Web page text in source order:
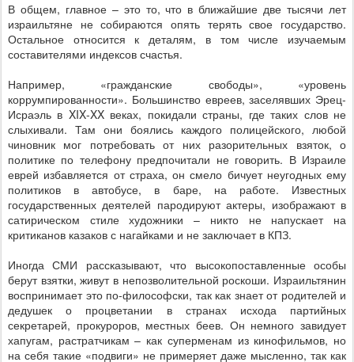
В общем, главное – это то, что в ближайшие две тысячи лет
израильтяне не собираются опять терять свое государство.
Остальное относится к деталям, в том числе изучаемым
составителями индексов счастья.
Например, «гражданские свободы», «уровень
коррумпированности». Большинство евреев, заселявших Эрец-
Исраэль в XIX-XX веках, покидали страны, где таких слов не
слыхивали. Там они боялись каждого полицейского, любой
чиновник мог потребовать от них разорительных взяток, о
политике по телефону предпочитали не говорить. В Израиле
еврей избавляется от страха, он смело бичует неугодных ему
политиков в автобусе, в баре, на работе. Известных
государственных деятелей пародируют актеры, изображают в
сатирическом стиле художники – никто не напускает на
критиканов казаков с нагайками и не заключает в КПЗ.
Иногда СМИ рассказывают, что высокопоставленные особы
берут взятки, живут в непозволительной роскоши. Израильтянин
воспринимает это по-философски, так как знает от родителей и
дедушек о процветании в странах исхода партийных
секретарей, прокуроров, местных беев. Он немного завидует
хапугам, растратчикам – как суперменам из кинофильмов, но
на себя такие «подвиги» не примеряет даже мысленно, так как